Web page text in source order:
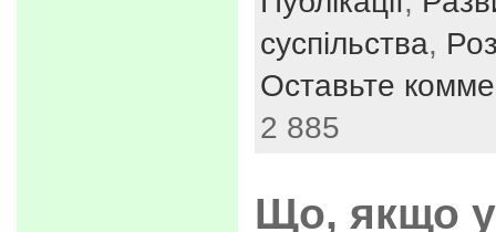
суспільства,
Оставьте
2 885
Що, якщо